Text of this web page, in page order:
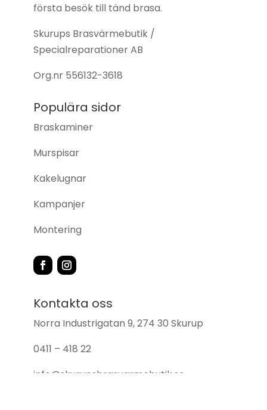
första besök till tänd brasa.
Skurups Brasvärmebutik /
Specialreparationer AB
Org.nr 556132-3618
Populära sidor
Braskaminer
Murspisar
Kakelugnar
Kampanjer
Montering
Kontakta oss
Norra Industrigatan 9, 274 30 Skurup
0411 – 418 22
info@skurupsbrasvarmebutik.se